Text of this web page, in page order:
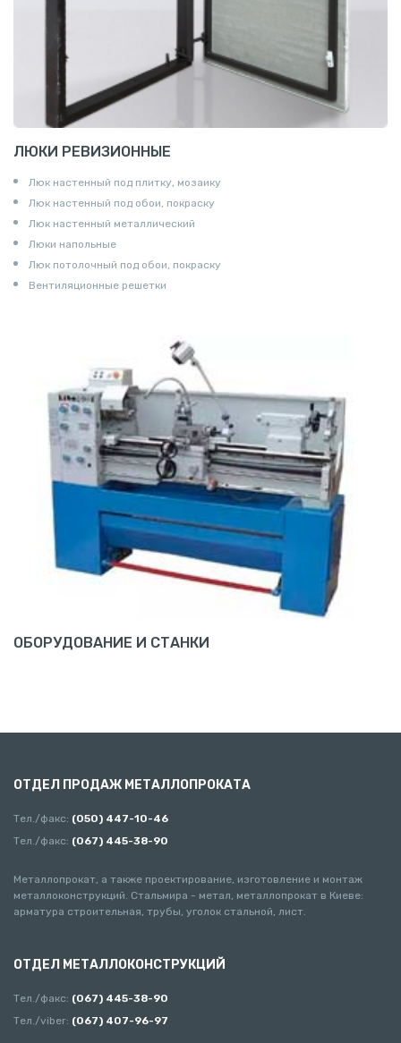
ЛЮКИ РЕВИЗИОННЫЕ
Люк настенный под плитку, мозаику
Люк настенный под обои, покраску
Люк настенный металлический
Люки напольные
Люк потолочный под обои, покраску
Вентиляционные решетки
ОБОРУДОВАНИЕ И СТАНКИ
ОТДЕЛ ПРОДАЖ МЕТАЛЛОПРОКАТА
Тел./факс: (050) 447-10-46
Тел./факс: (067) 445-38-90
Металлопрокат, а также проектирование, изготовление и монтаж
металлоконструкций. Стальмира - метал, металлопрокат в Киеве:
арматура строительная, трубы, уголок стальной, лист.
ОТДЕЛ МЕТАЛЛОКОНСТРУКЦИЙ
Тел./факс: (067) 445-38-90
Тел./viber: (067) 407-96-97